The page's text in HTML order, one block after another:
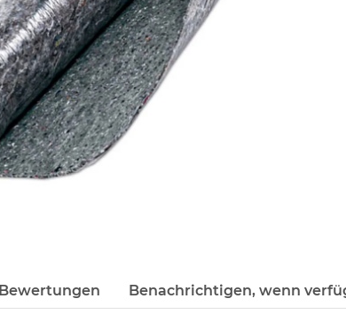
Bewertungen Benachrichtigen, wenn